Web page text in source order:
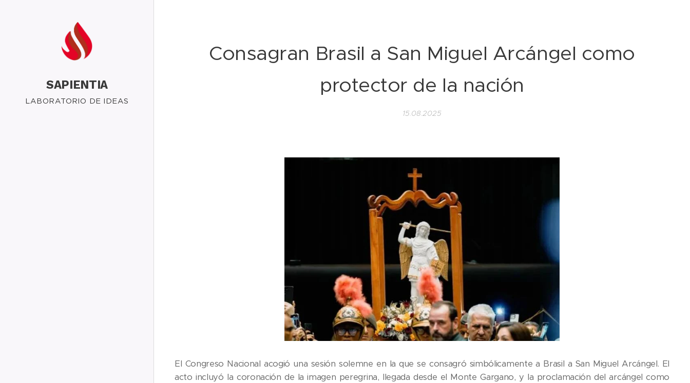
SAPIENTIA
LABORATORIO DE IDEAS
Consagran Brasil a San Miguel Arcángel como
protector de la nación
15.08.2025
El Congreso Nacional acogió una sesión solemne en la que se consagró simbólicamente a Brasil a San Miguel Arcángel. El
acto incluyó la coronación de la imagen peregrina, llegada desde el Monte Gargano, y la proclamación del arcángel como